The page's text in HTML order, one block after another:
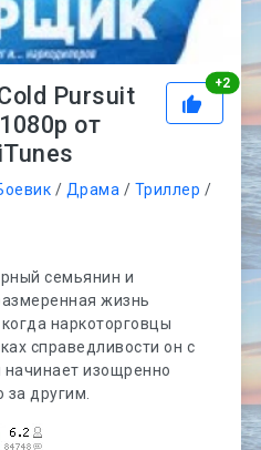
+2
Pursuit
от
/ Драма / Триллер /
семьянин и
жизнь
наркоторговцы
справедливости он с
изощренно
за другим.